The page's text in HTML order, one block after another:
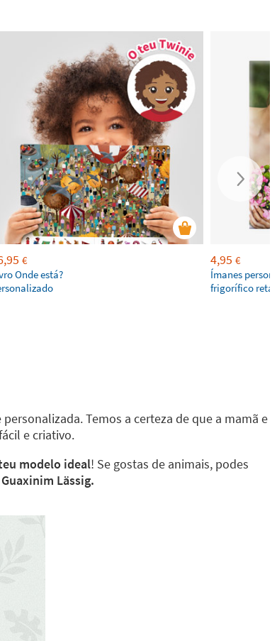
€
Onde está?
4,95 €
Ímanes
frigorífico
Temos a certeza de que a mamã e
e criativo.
modelo ideal! Se gostas de animais, podes
Lässig.